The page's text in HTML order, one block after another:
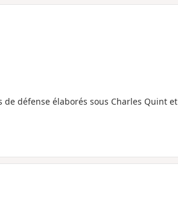
défense élaborés sous Charles Quint et